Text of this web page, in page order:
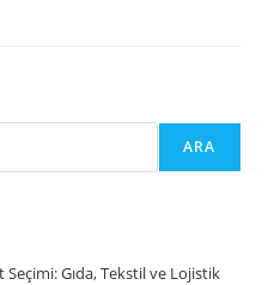
ARA
Gıda, Tekstil ve Lojistik